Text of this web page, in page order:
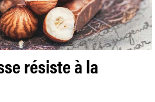
résiste à la